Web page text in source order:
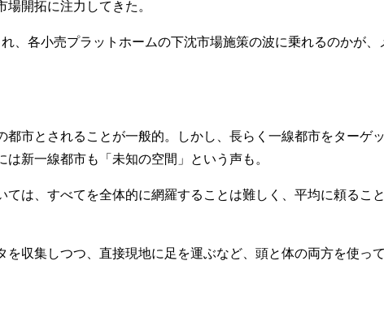
開拓に注力してきた。
、各小売プラットホームの下沈市場施策の波に乗れるのかが、
市とされることが一般的。しかし、長らく一線都市をターゲ
新一線都市も「未知の空間」という声も。
は、すべてを全体的に網羅することは難しく、平均に頼るこ
収集しつつ、直接現地に足を運ぶなど、頭と体の両方を使っ